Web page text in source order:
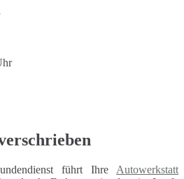
führt Ihre Autowerkstatt